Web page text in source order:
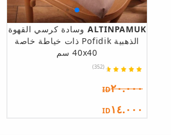
ALTINPAMUK وسادة كرسي القهوة
الذهبية Pofidik ذات خياطة خاصة
40x40 سم
(352)
ID٢٠.٠٠٠
ID١٤.٠٠٠